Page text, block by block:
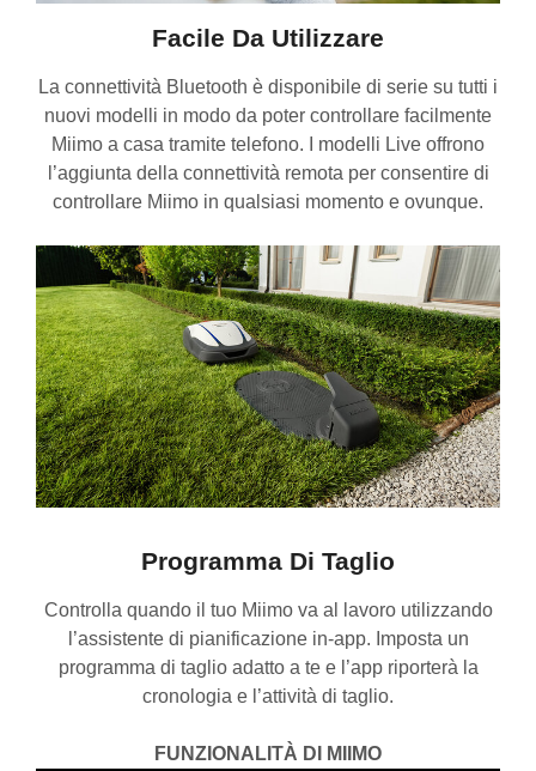
Facile Da Utilizzare
La connettività Bluetooth è disponibile di serie su tutti i
nuovi modelli in modo da poter controllare facilmente
Miimo a casa tramite telefono. I modelli Live offrono
l’aggiunta della connettività remota per consentire di
controllare Miimo in qualsiasi momento e ovunque.
Programma Di Taglio
Controlla quando il tuo Miimo va al lavoro utilizzando
l’assistente di pianificazione in-app. Imposta un
programma di taglio adatto a te e l’app riporterà la
cronologia e l’attività di taglio.
FUNZIONALITÀ DI MIIMO